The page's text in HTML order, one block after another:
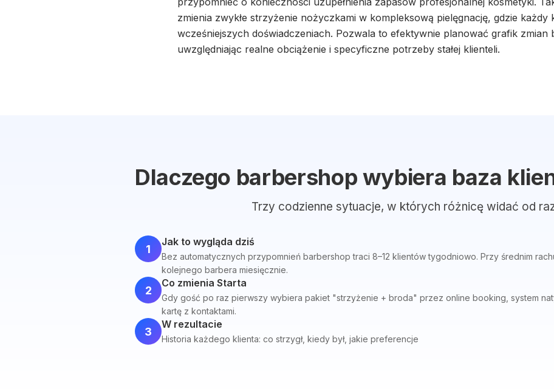
zmienia zwykłe strzyżenie nożyczkami w kompleksową pielęgnację, gdzie każdy
wcześniejszych doświadczeniach. Pozwala to efektywnie planować grafik zmian
uwzględniając realne obciążenie i specyficzne potrzeby stałej klienteli.
Dlaczego barbershop wybiera baza
Trzy codzienne sytuacje, w których różnicę widać od
1
Jak to wygląda dziś
Bez automatycznych przypomnień barbershop traci 8–12 klientów tygodniowo. Przy średnim
kolejnego barbera miesięcznie.
2
Co zmienia Starta
Gdy gość po raz pierwszy wybiera pakiet "strzyżenie + broda" przez online booking, system
kartę z kontaktami.
3
W rezultacie
Historia każdego klienta: co strzygł, kiedy był, jakie preferencje